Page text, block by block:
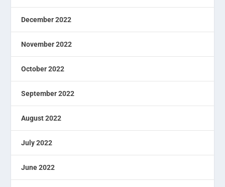
December 2022
November 2022
October 2022
September 2022
August 2022
July 2022
June 2022